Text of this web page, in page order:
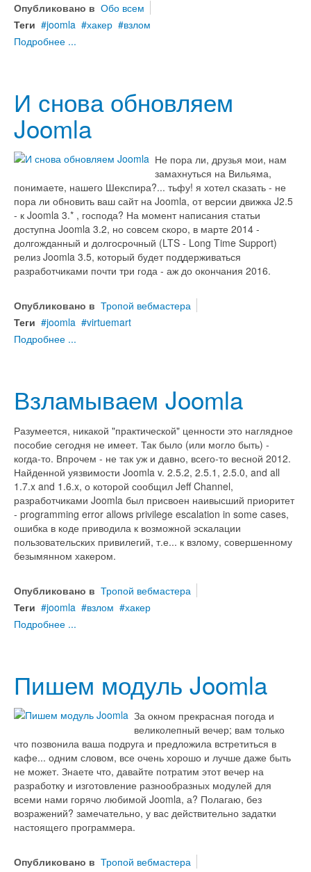
Опубликовано в Обо всем
Теги
joomla хакер
взлом
Подробнее ...
И снова обновляем
Joomla
Не пора ли, друзья мои, нам
замахнуться на Вильяма,
понимаете, нашего Шекспира?... тьфу! я хотел сказать - не
пора ли обновить ваш сайт на Joomla, от версии движка J2.5
- к Joomla 3.* , господа? На момент написания статьи
доступна Joomla 3.2, но совсем скоро, в марте 2014 -
долгожданный и долгосрочный (LTS - Long Time Support)
релиз Joomla 3.5, который будет поддерживаться
разработчиками почти три года - аж до окончания 2016.
Опубликовано в Тропой вебмастера
Теги
joomla
virtuemart
Подробнее ...
Взламываем Joomla
Разумеется, никакой "практической" ценности это наглядное
пособие сегодня не имеет. Так было (или могло быть) -
когда-то. Впрочем - не так уж и давно, всего-то весной 2012.
Найденной уязвимости Joomla v. 2.5.2, 2.5.1, 2.5.0, and all
1.7.x and 1.6.x, о которой сообщил Jeff Channel,
разработчиками Joomla был присвоен наивысший приоритет
- programming error allows privilege escalation in some cases,
ошибка в коде приводила к возможной эскалации
пользовательских привилегий, т.е... к взлому, совершенному
безымянном хакером.
Опубликовано в Тропой вебмастера
Теги
joomla взлом
хакер
Подробнее ...
Пишем модуль Joomla
За окном прекрасная погода и
великолепный вечер; вам только
что позвонила ваша подруга и предложила встретиться в
кафе... одним словом, все очень хорошо и лучше даже быть
не может. Знаете что, давайте потратим этот вечер на
разработку и изготовление разнообразных модулей для
всеми нами горячо любимой Joomla, а? Полагаю, без
возражений? замечательно, у вас действительно задатки
настоящего программера.
Опубликовано в Тропой вебмастера